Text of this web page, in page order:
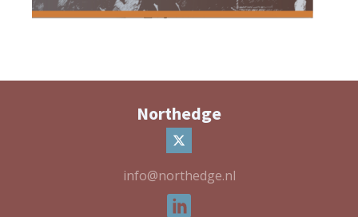
Northedge
info@northedge.nl